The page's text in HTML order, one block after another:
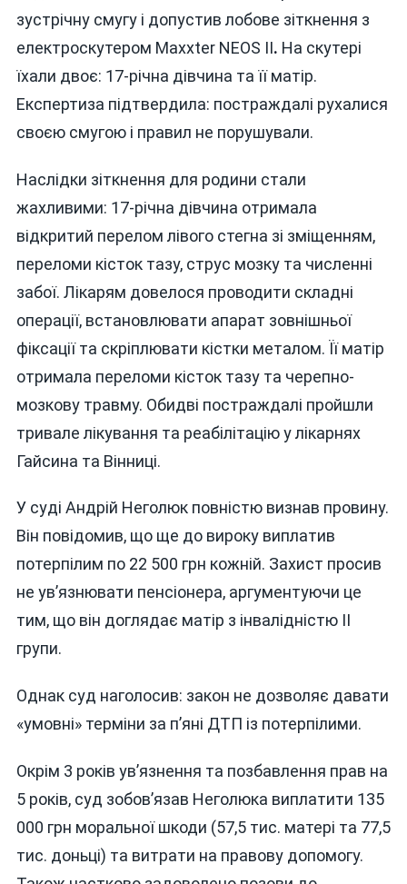
зустрічну смугу і допустив лобове зіткнення з
електроскутером Maxxter NEOS II. На скутері
їхали двоє: 17-річна дівчина та її матір.
Експертиза підтвердила: постраждалі рухалися
своєю смугою і правил не порушували.
Наслідки зіткнення для родини стали
жахливими: 17-річна дівчина отримала
відкритий перелом лівого стегна зі зміщенням,
переломи кісток тазу, струс мозку та численні
забої. Лікарям довелося проводити складні
операції, встановлювати апарат зовнішньої
фіксації та скріплювати кістки металом. Її матір
отримала переломи кісток тазу та черепно-
мозкову травму. Обидві постраждалі пройшли
тривале лікування та реабілітацію у лікарнях
Гайсина та Вінниці.
У суді Андрій Неголюк повністю визнав провину.
Він повідомив, що ще до вироку виплатив
потерпілим по 22 500 грн кожній. Захист просив
не ув’язнювати пенсіонера, аргументуючи це
тим, що він доглядає матір з інвалідністю II
групи.
Однак суд наголосив: закон не дозволяє давати
«умовні» терміни за п’яні ДТП із потерпілими.
Окрім 3 років ув’язнення та позбавлення прав на
5 років, суд зобов’язав Неголюка виплатити 135
000 грн моральної шкоди (57,5 тис. матері та 77,5
тис. доньці) та витрати на правову допомогу.